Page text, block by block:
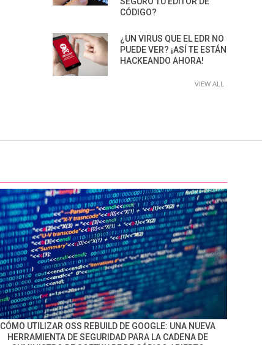
CÓDIGO?
¿UN VIRUS QUE EL EDR NO
PUEDE VER? ¡ASÍ TE ESTÁN
HACKEANDO AHORA!
VIEW ALL
CÓMO UTILIZAR OSS REBUILD DE GOOGLE: UNA NUEVA
HERRAMIENTA DE SEGURIDAD PARA LA CADENA DE